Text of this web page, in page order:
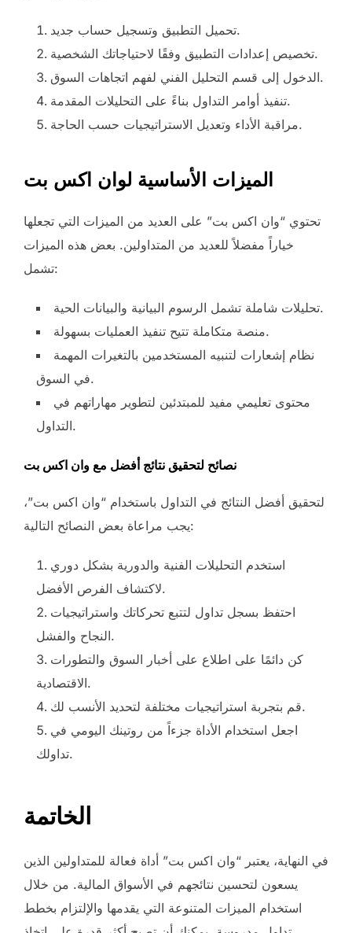
تحميل التطبيق وتسجيل حساب جديد.
تخصيص إعدادات التطبيق وفقًا لاحتياجاتك الشخصية.
الدخول إلى قسم التحليل الفني لفهم اتجاهات السوق.
تنفيذ أوامر التداول بناءً على التحليلات المقدمة.
مراقبة الأداء وتعديل الاستراتيجيات حسب الحاجة.
الميزات الأساسية لوان اكس بت
تحتوي “وان اكس بت” على العديد من الميزات التي تجعلها
خياراً مفضلاً للعديد من المتداولين. بعض هذه الميزات
تشمل:
تحليلات شاملة تشمل الرسوم البيانية والبيانات الحية.
منصة متكاملة تتيح تنفيذ العمليات بسهولة.
نظام إشعارات لتنبيه المستخدمين بالتغيرات المهمة
في السوق.
محتوى تعليمي مفيد للمبتدئين لتطوير مهاراتهم في
التداول.
نصائح لتحقيق نتائج أفضل مع وان اكس بت
لتحقيق أفضل النتائج في التداول باستخدام “وان اكس بت”،
يجب مراعاة بعض النصائح التالية:
استخدم التحليلات الفنية والدورية بشكل دوري
لاكتشاف الفرص الأفضل.
احتفظ بسجل تداول لتتبع تحركاتك واستراتيجيات
النجاح والفشل.
كن دائمًا على اطلاع على أخبار السوق والتطورات
الاقتصادية.
قم بتجربة استراتيجيات مختلفة لتحديد الأنسب لك.
اجعل استخدام الأداة جزءاً من روتينك اليومي في
تداولك.
الخاتمة
في النهاية، يعتبر “وان اكس بت” أداة فعالة للمتداولين الذين
يسعون لتحسين نتائجهم في الأسواق المالية. من خلال
استخدام الميزات المتنوعة التي يقدمها والإلتزام بخطط